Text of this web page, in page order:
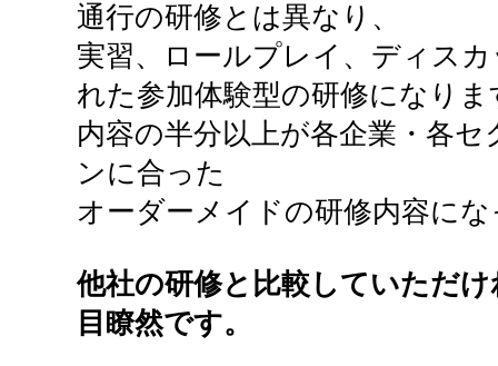
通行の研修とは異なり、
実習、ロールプレイ、ディス
れた参加体験型の研修になりま
内容の半分以上が各企業・各
ンに合った
オーダーメイドの研修内容に
他社の研修と比較していただ
目瞭然です。